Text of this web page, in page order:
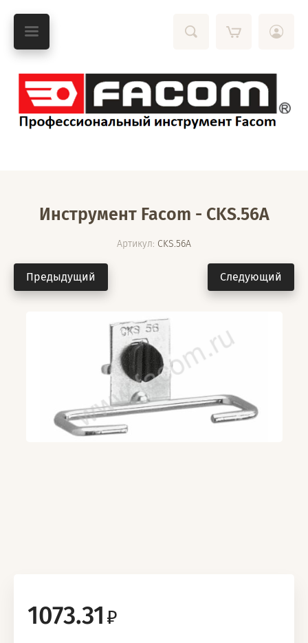
Инструмент Facom - CKS.56A
Артикул: CKS.56A
Предыдущий Следующий
1073.31